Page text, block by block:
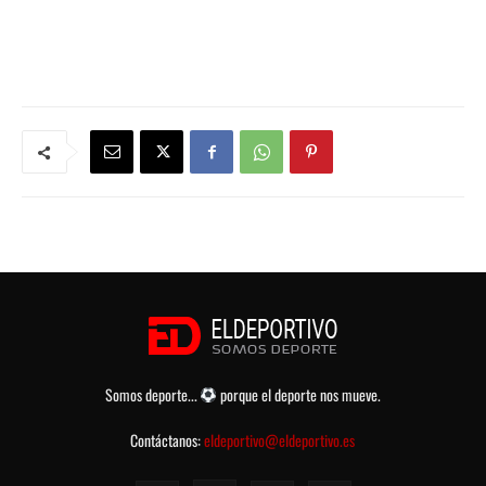
Somos deporte...
porque el deporte nos mueve.
Contáctanos:eldeportivo@eldeportivo.es